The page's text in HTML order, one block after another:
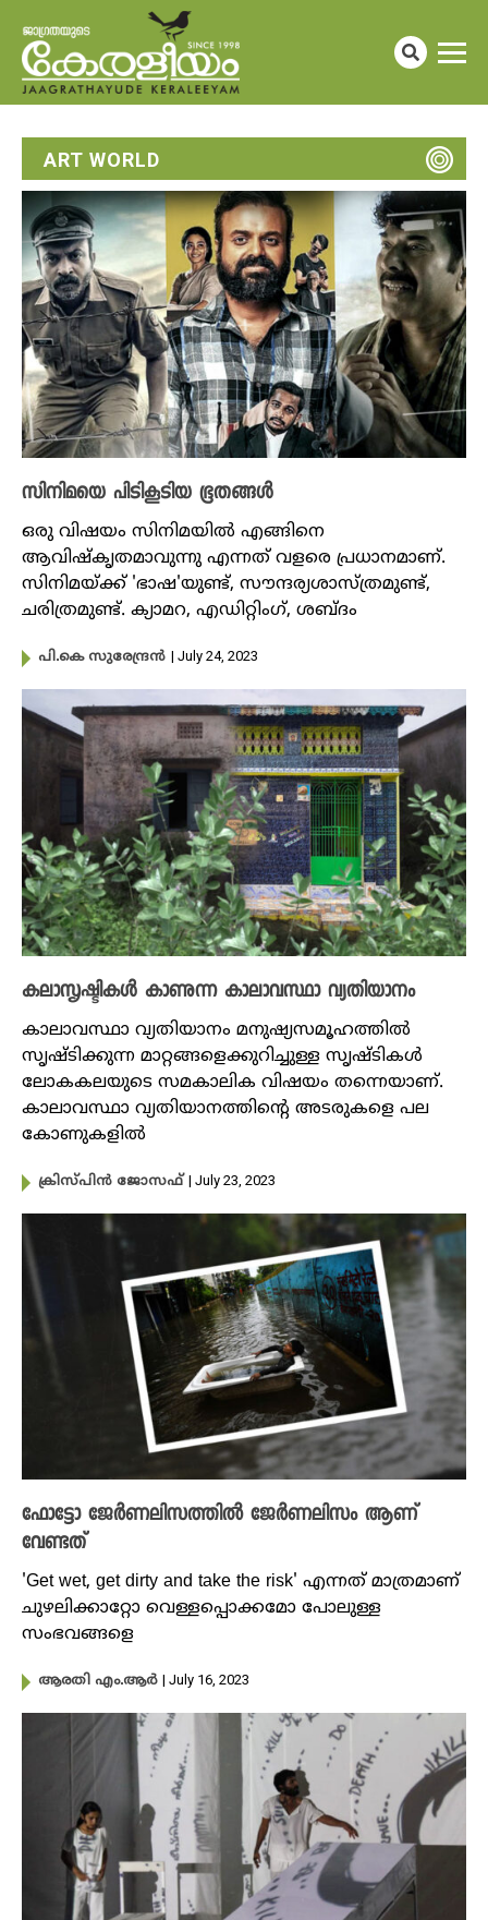
ART WORLD
സിനിമയെ പിടികൂടിയ ഭൂതങ്ങൾ
ഒരു വിഷയം സിനിമയിൽ എങ്ങിനെ
ആവിഷ്കൃതമാവുന്നു എന്നത് വളരെ പ്രധാനമാണ്.
സിനിമയ്ക്ക് 'ഭാഷ'യുണ്ട്, സൗന്ദര്യശാസ്ത്രമുണ്ട്,
ചരിത്രമുണ്ട്. ക്യാമറ, എഡിറ്റിംഗ്, ശബ്ദം
പി.കെ സുരേന്ദ്രൻ | July 24, 2023
കലാസൃഷ്ടികൾ കാണുന്ന കാലാവസ്ഥാ വ്യതിയാനം
കാലാവസ്ഥാ വ്യതിയാനം മനുഷ്യസമൂഹത്തിൽ
സൃഷ്ടിക്കുന്ന മാറ്റങ്ങളെക്കുറിച്ചുള്ള സൃഷ്ടികൾ
ലോകകലയുടെ സമകാലിക വിഷയം തന്നെയാണ്.
കാലാവസ്ഥാ വ്യതിയാനത്തിന്റെ അടരുകളെ പല
കോണുകളിൽ
ക്രിസ്പിൻ ജോസഫ് | July 23, 2023
ഫോട്ടോ ജേർണലിസത്തിൽ ജേർണലിസം ആണ്
വേണ്ടത്
'Get wet, get dirty and take the risk' എന്നത് മാത്രമാണ്
ചുഴലിക്കാറ്റോ വെള്ളപ്പൊക്കമോ പോലുള്ള
സംഭവങ്ങളെ
ആരതി എം.ആർ | July 16, 2023